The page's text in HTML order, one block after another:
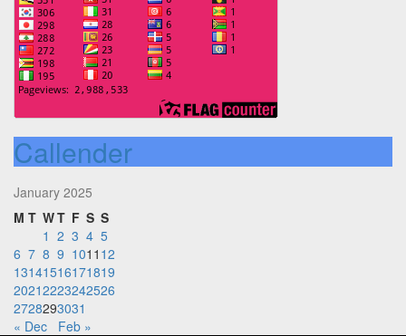
Callender
January 2025
M T WT F S S
1 2 3 4 5
6 7 8 9 1011 12
13141516171819
20212223242526
2728293031
« Dec
Feb »